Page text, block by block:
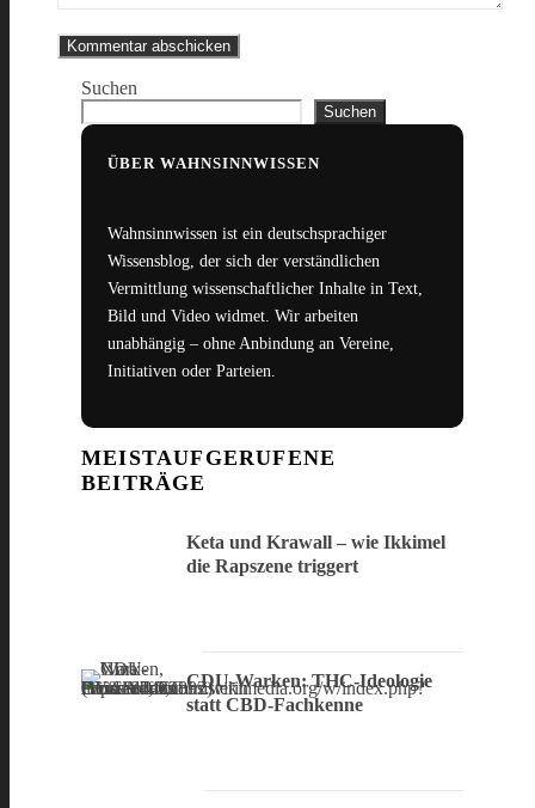
Suchen
Suchen
ÜBER WAHNSINNWISSEN
Wahnsinnwissen ist ein deutschsprachiger
Wissensblog, der sich der verständlichen
Vermittlung wissenschaftlicher Inhalte in Text,
Bild und Video widmet. Wir arbeiten
unabhängig – ohne Anbindung an Vereine,
Initiativen oder Parteien.
MEISTAUFGERUFENE
BEITRÄGE
Keta und Krawall – wie Ikkimel
die Rapszene triggert
CDU-Warken: THC-Ideologie
statt CBD-Fachkenne